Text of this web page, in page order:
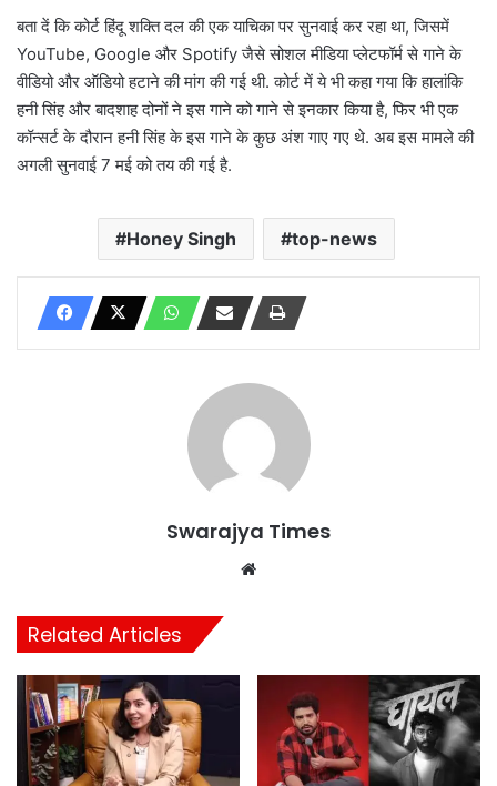
बता दें कि कोर्ट हिंदू शक्ति दल की एक याचिका पर सुनवाई कर रहा था, जिसमें
YouTube, Google और Spotify जैसे सोशल मीडिया प्लेटफॉर्म से गाने के
वीडियो और ऑडियो हटाने की मांग की गई थी. कोर्ट में ये भी कहा गया कि हालांकि
हनी सिंह और बादशाह दोनों ने इस गाने को गाने से इनकार किया है, फिर भी एक
कॉन्सर्ट के दौरान हनी सिंह के इस गाने के कुछ अंश गाए गए थे. अब इस मामले की
अगली सुनवाई 7 मई को तय की गई है.
Honey Singh top-news
Swarajya Times
Related Articles